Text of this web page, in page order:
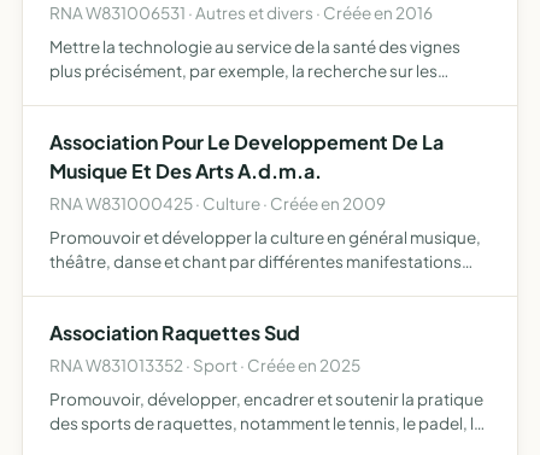
RNA W831006531 · Autres et divers · Créée en 2016
Mettre la technologie au service de la santé des vignes
plus précisément, par exemple, la recherche sur les
d'arrosage et …
Association Pour Le Developpement De La
Musique Et Des Arts A.d.m.a.
RNA W831000425 · Culture · Créée en 2009
Promouvoir et développer la culture en général musique,
théâtre, danse et chant par différentes manifestations
Association Raquettes Sud
RNA W831013352 · Sport · Créée en 2025
Promouvoir, développer, encadrer et soutenir la pratique
des sports de raquettes, notamment le tennis, le padel, le